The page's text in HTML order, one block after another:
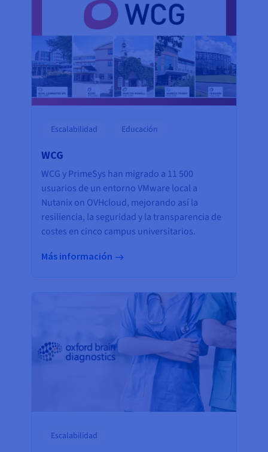
Escalabilidad Educación
WCG
WCG y PrimeSys han migrado a 11 500
usuarios de un entorno VMware local a
Nutanix on OVHcloud, mejorando así la
resiliencia, la seguridad y la transparencia de
costes en cinco campus universitarios.
Más información
Escalabilidad